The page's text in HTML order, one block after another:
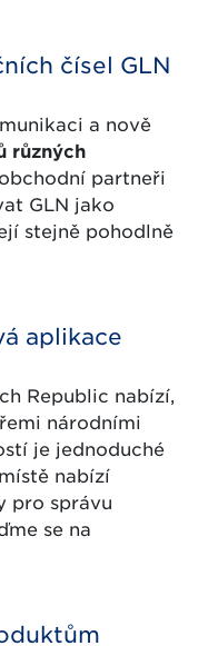
čísel GLN
a nově
různých
partneři
GLN jako
stejně pohodlně
aplikace
Republic nabízí,
národními
je jednoduché
nabízí
pro správu
se na